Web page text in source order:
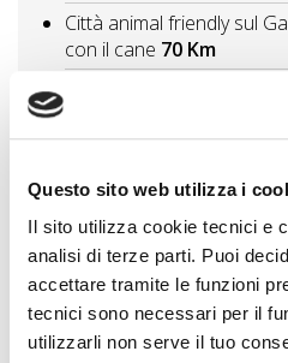
Questo sito web utilizza i
Il sito utilizza cookie tecnici e
analisi di terze parti. Puoi
accettare tramite le funzioni
tecnici sono necessari per il
utilizzarli non serve il tuo
Città animal friendly sul
con il cane 70 Km
Vedi tutti
Itinerari A DOG
Dal barese al brindisino le
In Basilicata con il cane le
69 Km
Gargano dalla Foresta